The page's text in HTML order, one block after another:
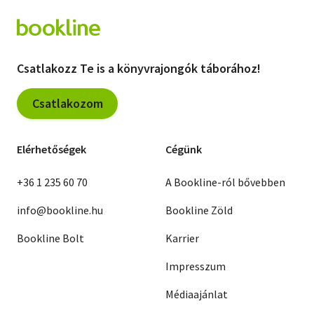
Csatlakozz Te is a könyvrajongók táborához!
Csatlakozom
Elérhetőségek
+36 1 235 60 70
info@bookline.hu
Bookline Bolt
Cégünk
A Bookline-ról bővebben
Bookline Zöld
Karrier
Impresszum
Médiaajánlat